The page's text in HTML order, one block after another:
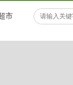
市